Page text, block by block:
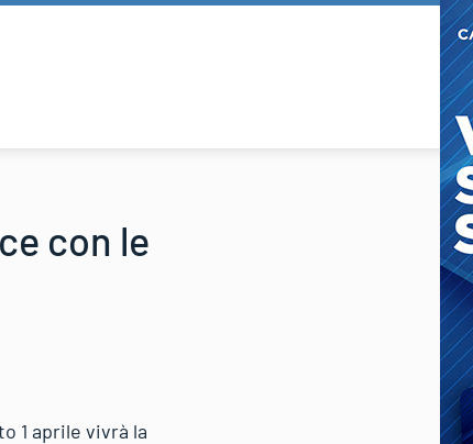
con le
1 aprile vivrà la